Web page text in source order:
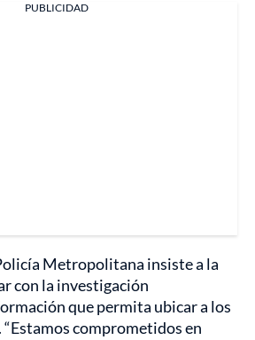
PUBLICIDAD
Metropolitana insiste a la
con la investigación
que permita ubicar a los
comprometidos en